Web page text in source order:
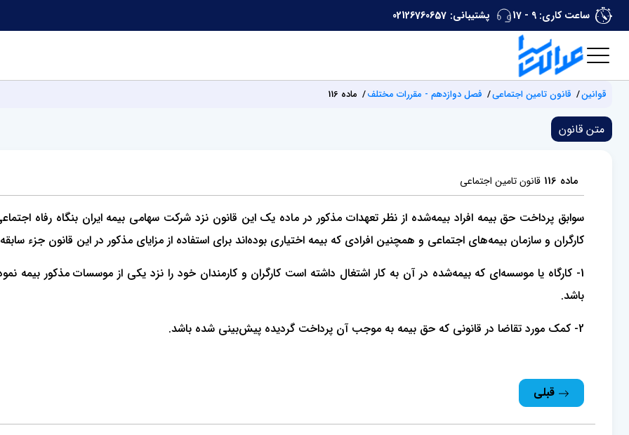
ساعت کاری: 9 - 17 پشتیبانی: 02126760657
قوانین قانون تامین اجتماعی ‌فصل دوازدهم - مقررات مختلف ماده 116
متن قانون
ماده 116 قانون تامین اجتماعی
سوابق پرداخت حق بیمه افراد بیمه‌شده از نظر تعهدات مذکور در ماده یک این قانون نزد شرکت سهامی ‌بیمه ایران بنگاه رفاه
کارگران و سازمان بیمه‌های اجتماعی و همچنین افرادی که بیمه اختیاری بوده‌اند برای ‌استفاده از مزایای مذکور در این قانون جزء
1- کارگاه یا موسسه‌ای که بیمه‌شده در آن به کار اشتغال داشته است کارگران و کارمندان خود را نزد یکی از موسسات مذکور بیمه
باشد.
2- کمک مورد تقاضا در قانونی که حق بیمه به موجب آن پرداخت گردیده پیش‌بینی شده باشد.
قبلی